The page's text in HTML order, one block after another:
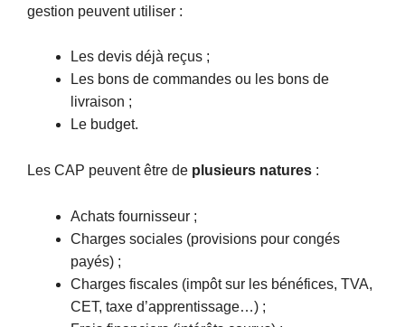
gestion peuvent utiliser :
Les devis déjà reçus ;
Les bons de commandes ou les bons de
livraison ;
Le budget.
Les CAP peuvent être de plusieurs natures :
Achats fournisseur ;
Charges sociales (provisions pour congés
payés) ;
Charges fiscales (impôt sur les bénéfices, TVA,
CET, taxe d’apprentissage…) ;